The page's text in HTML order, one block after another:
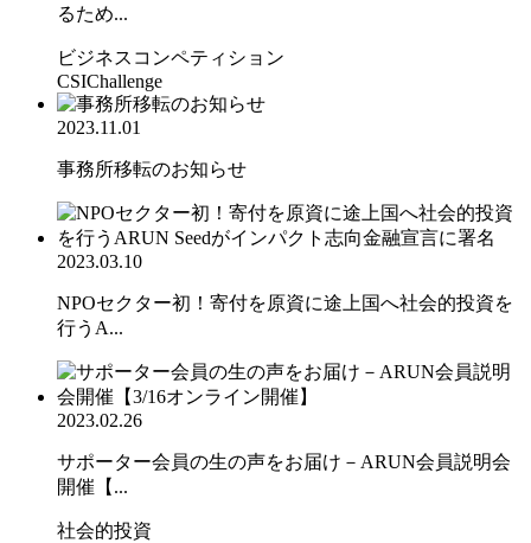
るため...
ビジネスコンペティション
CSIChallenge
2023.11.01
事務所移転のお知らせ
2023.03.10
NPOセクター初！寄付を原資に途上国へ社会的投資を
行うA...
2023.02.26
サポーター会員の生の声をお届け－ARUN会員説明会
開催【...
社会的投資